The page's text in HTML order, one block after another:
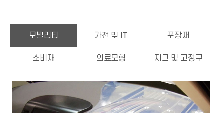
모빌리티 가전 및 IT 포장재
소비재 의료모형 지그 및 고정구